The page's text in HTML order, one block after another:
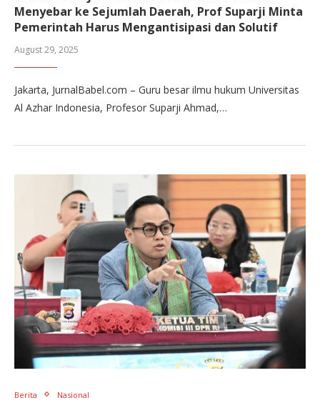
Menyebar ke Sejumlah Daerah, Prof Suparji Minta
Pemerintah Harus Mengantisipasi dan Solutif
August 29, 2025
Jakarta, JurnalBabel.com – Guru besar ilmu hukum Universitas
Al Azhar Indonesia, Profesor Suparji Ahmad,…
Berita Nasional